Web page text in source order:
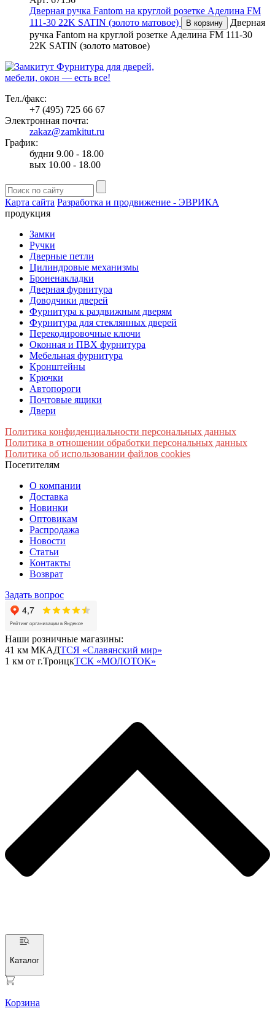
Дверная ручка Fantom на круглой розетке Аделина FM
111-30 22K SATIN (золото матовое)
В корзину
Дверная
ручка Fantom на круглой розетке Аделина FM 111-30
22K SATIN (золото матовое)
Фурнитура для дверей,
мебели, окон — есть все!
Тел./факс:
+7 (495) 725 66 67
Электронная почта:
zakaz@zamkitut.ru
График:
будни 9.00 - 18.00
вых 10.00 - 18.00
Карта сайта Разработка и продвижение - ЭВРИКА
продукция
Замки
Ручки
Дверные петли
Цилиндровые механизмы
Броненакладки
Дверная фурнитура
Доводчики дверей
Фурнитура к раздвижным дверям
Фурнитура для стеклянных дверей
Перекодировочные ключи
Оконная и ПВХ фурнитура
Мебельная фурнитура
Кронштейны
Крючки
Автопороги
Почтовые ящики
Двери
Политика конфиденциальности персональных данных
Политика в отношении обработки персональных данных
Политика об использовании файлов cookies
Посетителям
О компании
Доставка
Новинки
Оптовикам
Распродажа
Новости
Статьи
Контакты
Возврат
Задать вопрос
Наши розничные магазины:
41 км МКАДТСЯ «Славянский мир»
1 км от г.ТроицкТСК «МОЛОТОК»
Каталог
Корзина